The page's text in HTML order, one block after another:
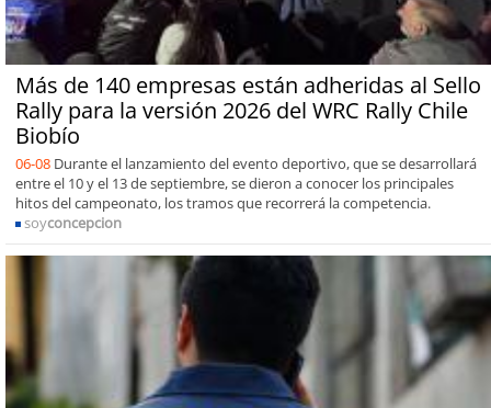
Más de 140 empresas están adheridas al Sello
Rally para la versión 2026 del WRC Rally Chile
Biobío
06-08 Durante el lanzamiento del evento deportivo, que se desarrollará
entre el 10 y el 13 de septiembre, se dieron a conocer los principales
hitos del campeonato, los tramos que recorrerá la competencia.
soyconcepcion